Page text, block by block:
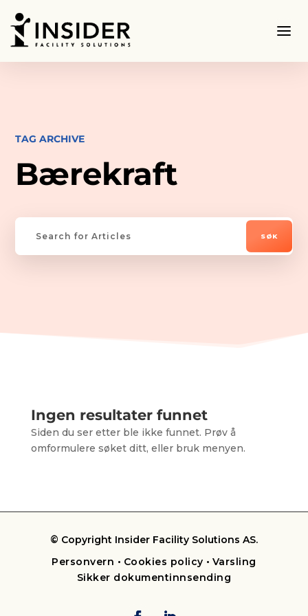
TAG ARCHIVE
Bærekraft
Ingen resultater funnet
Siden du ser etter ble ikke funnet. Prøv å
omformulere søket ditt, eller bruk menyen.
© Copyright Insider Facility Solutions AS.
Personvern • Cookies policy • Varsling
Sikker dokumentinnsending